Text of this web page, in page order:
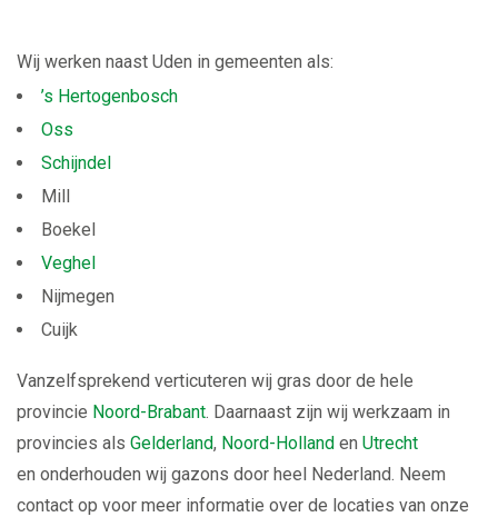
Wij werken naast Uden in gemeenten als:
’s Hertogenbosch
Oss
Schijndel
Mill
Boekel
Veghel
Nijmegen
Cuijk
Vanzelfsprekend verticuteren wij gras door de hele
provincie Noord-Brabant. Daarnaast zijn wij werkzaam in
provincies als Gelderland, Noord-Holland en Utrecht
en onderhouden wij gazons door heel Nederland. Neem
contact op voor meer informatie over de locaties van onze